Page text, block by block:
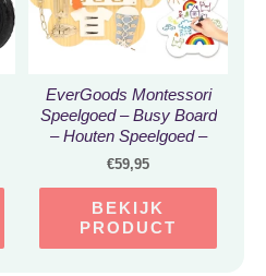
EverGoods Montessori
Speelgoed – Busy Board
– Houten Speelgoed –
Activiteitenbord –
Kinderspeelgoed –
Montessori – Educatief
€59,95
BEKIJK
PRODUCT